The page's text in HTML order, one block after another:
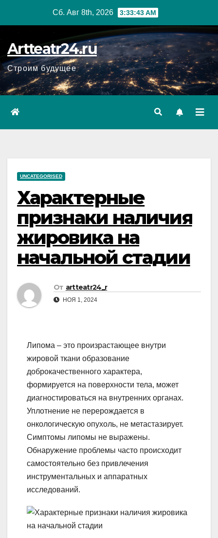
Сб. Авг 8th, 2026 3:33:44 AM
Artteatr24.ru
Строим будущее
UNCATEGORISED
Характерные
признаки наличия
жировика на
начальной стадии
От artteatr24_r
НОЯ 1, 2024
Липома – это произрастающее внутри
жировой ткани образование
доброкачественного характера,
формируется на поверхности тела, может
диагностироваться на внутренних органах.
Уплотнение не перерождается в
онкологическую опухоль, не метастазирует.
Симптомы липомы не выражены.
Обнаружение проблемы часто происходит
самостоятельно без привлечения
инструментальных и аппаратных
исследований.